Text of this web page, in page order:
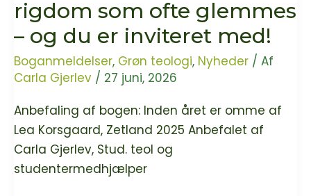
rigdom som ofte glemmes
– og du er inviteret med!
Boganmeldelser, Grøn teologi, Nyheder / Af
Carla Gjerlev / 27 juni, 2026
Anbefaling af bogen: Inden året er omme af
Lea Korsgaard, Zetland 2025 Anbefalet af
Carla Gjerlev, Stud. teol og
studentermedhjælper